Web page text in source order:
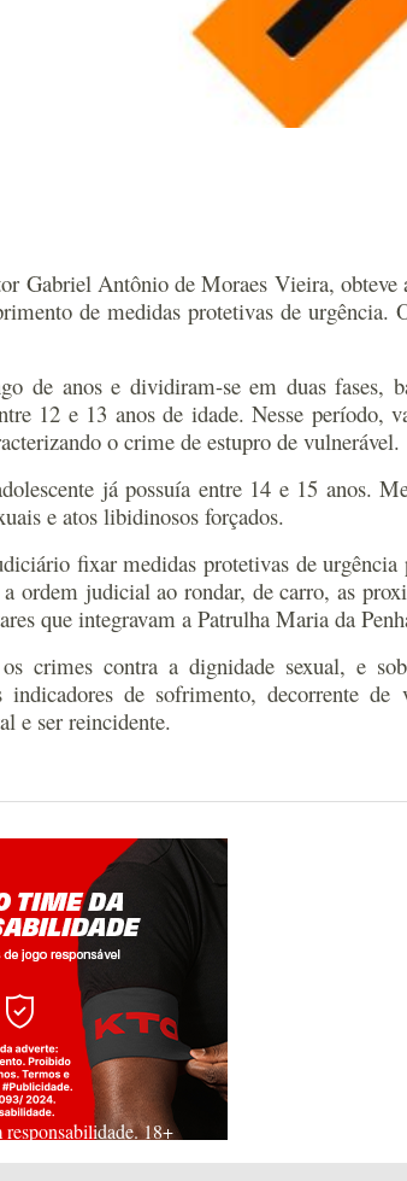
Antônio de Moraes Vieira, obteve
de medidas protetivas de urgência.
de anos e dividiram-se em duas
12 e 13 anos de idade. Nesse período,
o crime de estupro de vulnerável.
já possuía entre 14 e 15 anos.
e atos libidinosos forçados.
fixar medidas protetivas de
judicial ao rondar, de carro, as
que integravam a Patrulha Maria da
crimes contra a dignidade sexual, e
de sofrimento, decorrente
e ser reincidente.
responsabilidade. 18+